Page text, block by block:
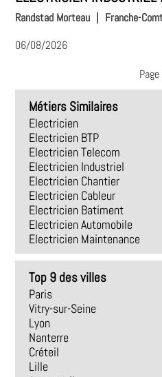
Randstad Morteau
Franche-
06/08/2026
Métiers Similaires
Electricien
Electricien BTP
Electricien Telecom
Electricien Industriel
Electricien Chantier
Electricien Cableur
Electricien Batiment
Electricien Automobile
Electricien Maintenance
Top 9 des villes
Paris
Vitry-sur-Seine
Lyon
Nanterre
Créteil
Lille